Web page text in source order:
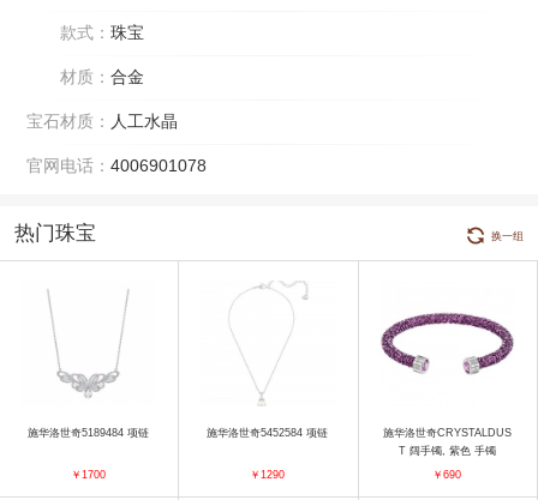
款式： 珠宝
材质： 合金
宝石材质： 人工水晶
官网电话： 4006901078
热门珠宝 换一组
施华洛世奇5189484 项链
￥1700
施华洛世奇5452584 项链
￥1290
施华洛世奇CRYSTALDUS
T 阔手镯, 紫色 手镯
￥690